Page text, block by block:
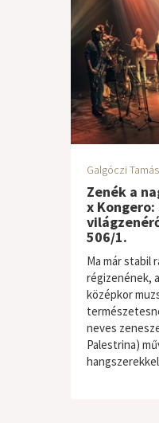
Galgóczi Tamás
Zenék a
x Kongero:
506/1.
Ma már stabil
régizenének,
középkor
neves
Palestrina)
világzene / folk